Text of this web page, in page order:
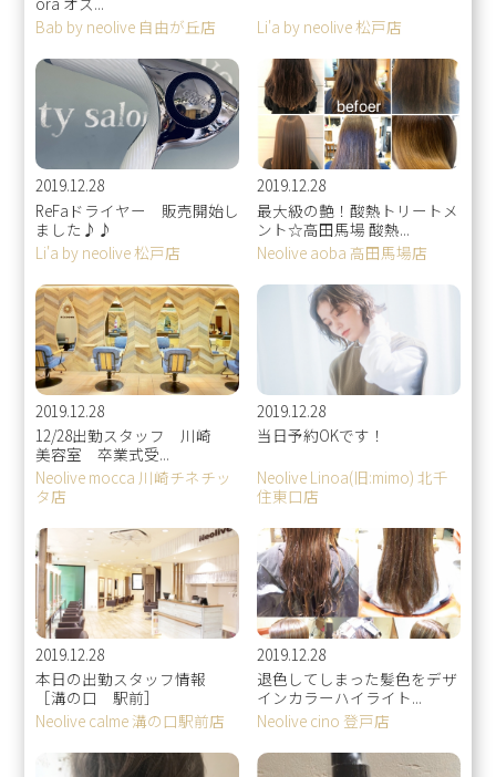
Bab by neolive 自由が丘店
Li'a by neolive 松戸店
2019.12.28
ReFaドライヤー 販売開始し
ました♪♪
Li'a by neolive 松戸店
2019.12.28
最大級の艶！酸熱トリートメ
ント☆高田馬場 酸熱...
Neolive aoba 高田馬場店
2019.12.28
12/28出勤スタッフ 川崎
美容室 卒業式受...
Neolive mocca 川崎チネチッ
タ店
2019.12.28
当日予約OKです！
Neolive Linoa(旧:mimo) 北千
住東口店
2019.12.28
本日の出勤スタッフ情報
［溝の口 駅前］
Neolive calme 溝の口駅前店
2019.12.28
退色してしまった髪色をデザ
インカラーハイライト...
Neolive cino 登戸店